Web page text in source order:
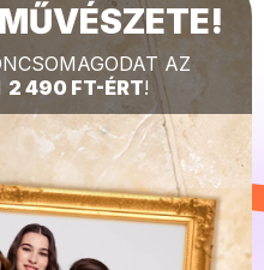
AZ
2 490 FT-ÉRT!